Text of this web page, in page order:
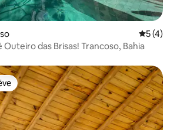
5 (4)
das Brisas! Trancoso, Bahia